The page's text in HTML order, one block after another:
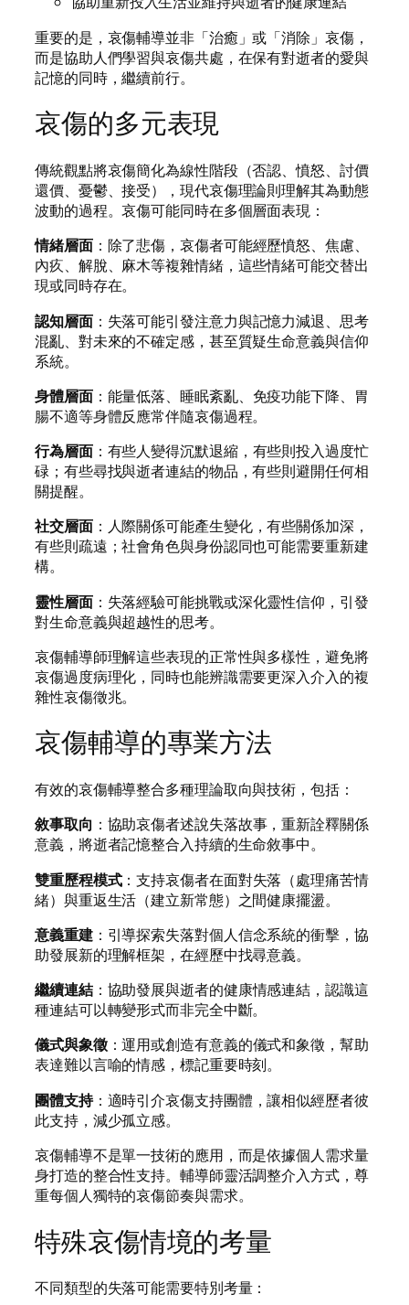
重要的是，哀傷輔導並非「治癒」或「消除」哀傷，
而是協助人們學習與哀傷共處，在保有對逝者的愛與
記憶的同時，繼續前行。
哀傷的多元表現
傳統觀點將哀傷簡化為線性階段（否認、憤怒、討價
還價、憂鬱、接受），現代哀傷理論則理解其為動態
波動的過程。哀傷可能同時在多個層面表現：
情緒層面：除了悲傷，哀傷者可能經歷憤怒、焦慮、
內疚、解脫、麻木等複雜情緒，這些情緒可能交替出
現或同時存在。
認知層面：失落可能引發注意力與記憶力減退、思考
混亂、對未來的不確定感，甚至質疑生命意義與信仰
系統。
身體層面：能量低落、睡眠紊亂、免疫功能下降、胃
腸不適等身體反應常伴隨哀傷過程。
行為層面：有些人變得沉默退縮，有些則投入過度忙
碌；有些尋找與逝者連結的物品，有些則避開任何相
關提醒。
社交層面：人際關係可能產生變化，有些關係加深，
有些則疏遠；社會角色與身份認同也可能需要重新建
構。
靈性層面：失落經驗可能挑戰或深化靈性信仰，引發
對生命意義與超越性的思考。
哀傷輔導師理解這些表現的正常性與多樣性，避免將
哀傷過度病理化，同時也能辨識需要更深入介入的複
雜性哀傷徵兆。
哀傷輔導的專業方法
有效的哀傷輔導整合多種理論取向與技術，包括：
敘事取向 ：協助哀傷者述說失落故事，重新詮釋關係
意義，將逝者記憶整合入持續的生命敘事中。
雙重歷程模式：支持哀傷者在面對失落（處理痛苦情
緒）與重返生活（建立新常態）之間健康擺盪。
意義重建：引導探索失落對個人信念系統的衝擊，協
助發展新的理解框架，在經歷中找尋意義。
繼續連結：協助發展與逝者的健康情感連結，認識這
種連結可以轉變形式而非完全中斷。
儀式與象徵：運用或創造有意義的儀式和象徵，幫助
表達難以言喻的情感，標記重要時刻。
團體支持：適時引介哀傷支持團體，讓相似經歷者彼
此支持，減少孤立感。
哀傷輔導不是單一技術的應用，而是依據個人需求量
身打造的整合性支持。輔導師靈活調整介入方式，尊
重每個人獨特的哀傷節奏與需求。
特殊哀傷情境的考量
不同類型的失落可能需要特別考量：